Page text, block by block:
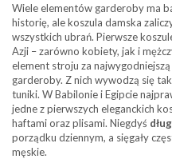
Wiele elementów garderoby ma
historię, ale koszula damska
wszystkich ubrań. Pierwsze
Azji – zarówno kobiety, jak i
element stroju za
garderoby. Z nich wywodzą się
tuniki. W Babilonie i Egipcie
jedne z pierwszych eleganckich
haftami oraz plisami. Niegdyś
porządku dziennym, a sięgały
męskie.